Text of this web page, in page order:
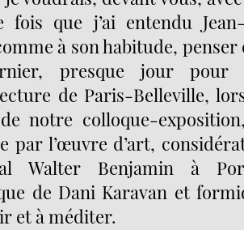
fois que j’ai entendu
à son habitude, penser
presque jour pour
de Paris-Belleville,
notre colloque-
par l’œuvre d’art,
Walter Benjamin à
de Dani Karavan et
et à méditer.